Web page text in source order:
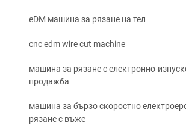
eDM машина за рязане на тел
cnc edm wire cut machine
машина за рязане с електронно-
продажба
машина за бързо скоростно
рязане с въже